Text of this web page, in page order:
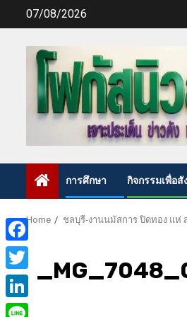
07/08/2026
การศึกษา กิจกรรมเพื่อสั
Home ชลบุรี-งานนมัสการ ปิดทอง แห่
Facebook
Twitter
LinkedIn